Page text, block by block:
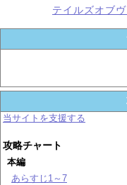
テイルズオブ
当サイトを支援する
攻略チャート
本編
あらすじ1～7